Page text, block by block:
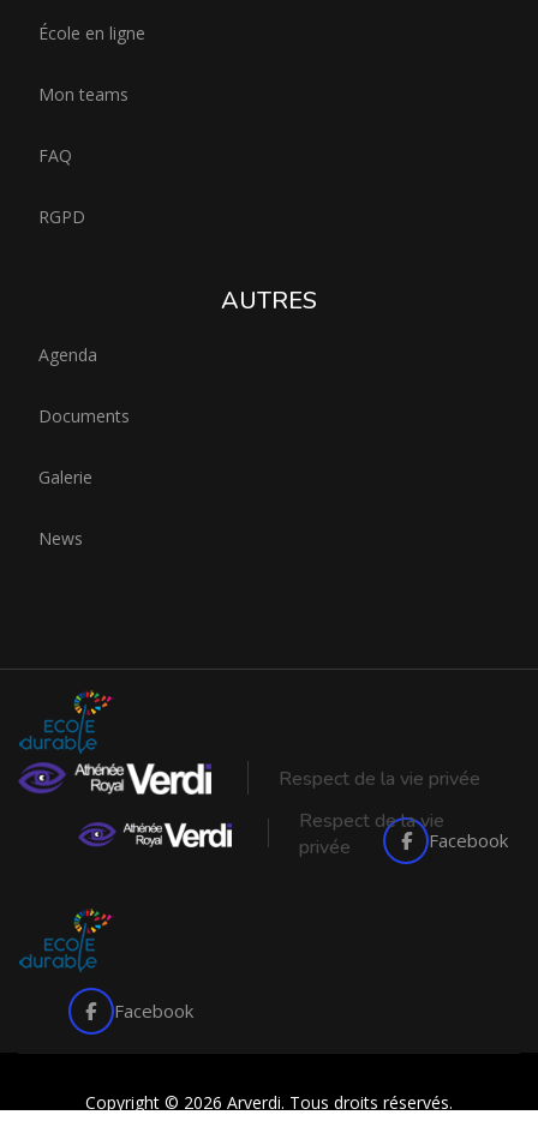
École en ligne
Mon teams
FAQ
RGPD
AUTRES
Agenda
Documents
Galerie
News
Respect de la vie privée
Facebook
Respect de la vie
privée
Facebook
Copyright © 2026 Arverdi. Tous droits réservés.